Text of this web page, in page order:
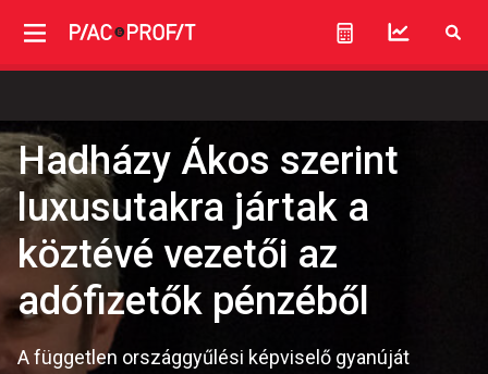
Hadházy Ákos szerint
luxusutakra jártak a
köztévé vezetői az
adófizetők pénzéből
A független országgyűlési képviselő gyanúját